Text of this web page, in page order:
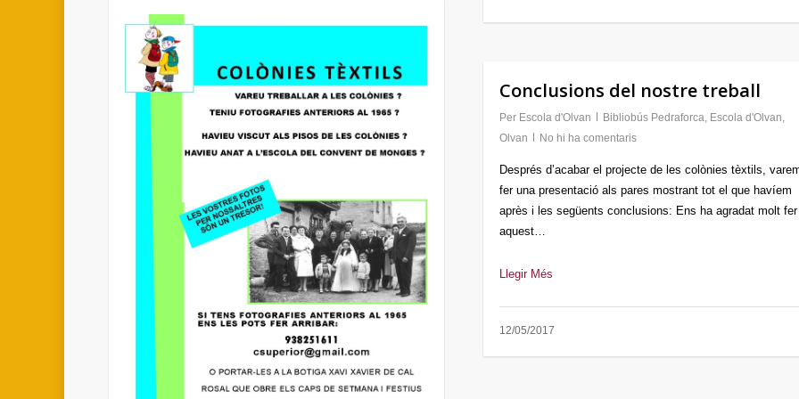
Conclusions del nostre treball
Per Escola d'Olvan Bibliobús Pedraforca, Escola d'Olvan,
Olvan
No hi ha comentaris
Després d’acabar el projecte de les colònies tèxtils,
fer una presentació als pares mostrant tot el que havíem
après i les següents conclusions: Ens ha agradat molt fer
aquest…
Llegir Més
12/05/2017